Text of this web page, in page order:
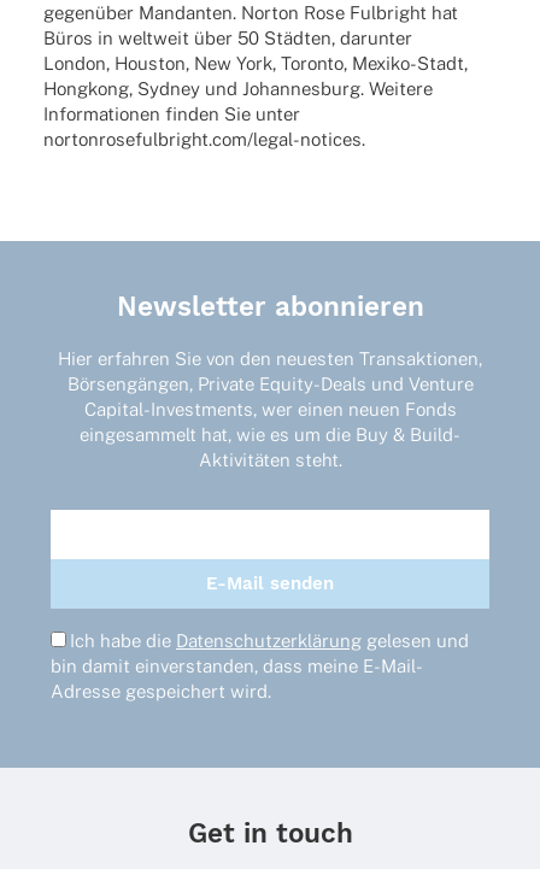
gegen­über Mandan­ten. Norton Rose Fulbright hat
Büros in welt­weit über 50 Städ­ten, darun­ter
London, Hous­ton, New York, Toronto, Mexiko-Stadt,
Hong­kong, Sydney und Johan­nes­burg. Weitere
Infor­ma­tio­nen finden Sie unter
nortonrosefulbright.com/legal-notices.
Newsletter abonnieren
Hier erfahren Sie von den neuesten Transaktionen,
Börsengängen, Private Equity-Deals und Venture
Capital-Investments, wer einen neuen Fonds
eingesammelt hat, wie es um die Buy & Build-
Aktivitäten steht.
Ich habe die Datenschutzerklärung gelesen und
bin damit einverstanden, dass meine E-Mail-
Adresse gespeichert wird.
Get in touch